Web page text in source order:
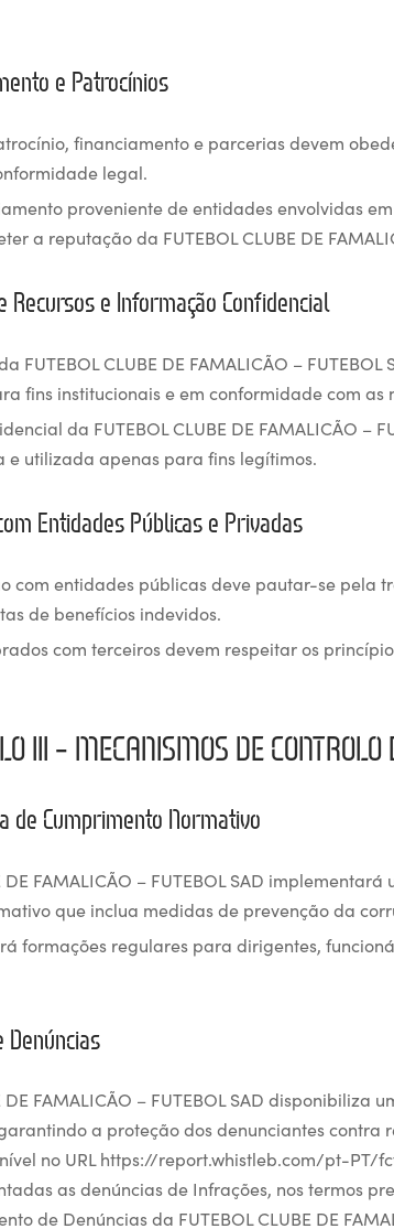
e Patrocínios
financiamento e parcerias devem
legal.
proveniente de entidades envolvidas
a reputação da FUTEBOL CLUBE DE
Recursos e Informação Confidencial
FUTEBOL CLUBE DE FAMALICÃO –
fins institucionais e em conformidade com as
da FUTEBOL CLUBE DE FAMALICÃO –
e utilizada apenas para fins legítimos.
Entidades Públicas e Privadas
com entidades públicas deve pautar-se pela
de benefícios indevidos.
com terceiros devem respeitar os
III – MECANISMOS DE CONTROLO
de Cumprimento Normativo
DE FAMALICÃO – FUTEBOL SAD
que inclua medidas de prevenção da
formações regulares para dirigentes,
Denúncias
DE FAMALICÃO – FUTEBOL SAD disponibiliza
a proteção dos denunciantes contra
no URL https://report.whistleb.com/pt-PT/
as denúncias de Infrações, nos termos
de Denúncias da FUTEBOL CLUBE DE